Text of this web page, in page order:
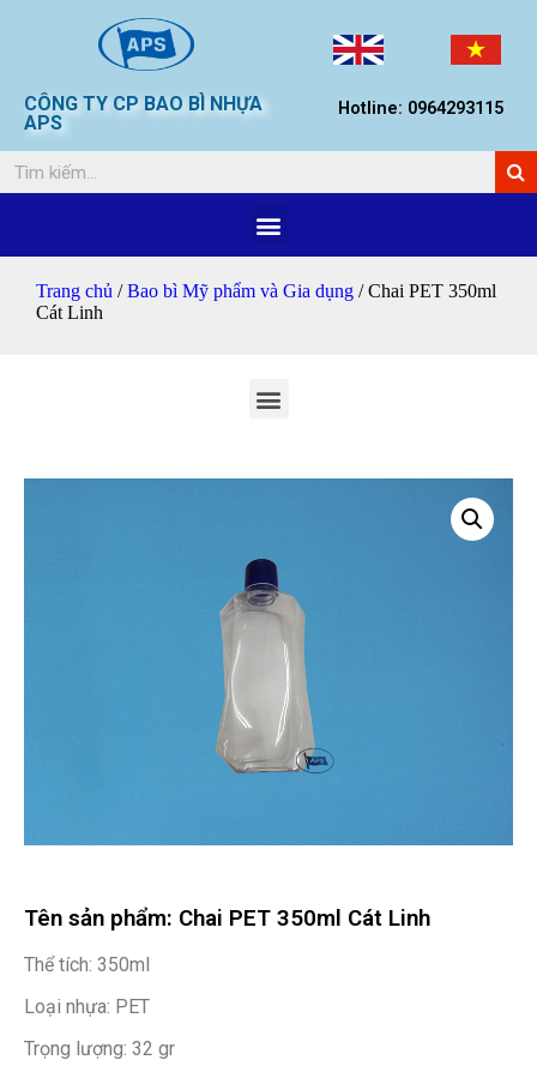
CÔNG TY CP BAO BÌ NHỰA
APS
Hotline: 0964293115
Trang chủ /Bao bì Mỹ phẩm và Gia dụng / Chai PET 350ml
Cát Linh
Tên sản phẩm: Chai PET 350ml Cát Linh
Thể tích: 350ml
Loại nhựa: PET
Trọng lượng: 32 gr